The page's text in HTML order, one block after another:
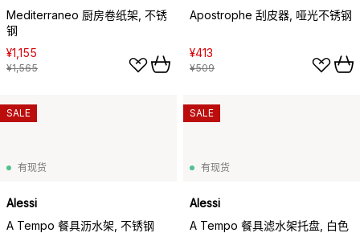
Mediterraneo 厨房卷纸架, 不锈
钢
¥1,155
¥1,565
Apostrophe 刮皮器, 哑光不锈钢
¥413
¥509
有现货
Alessi
A Tempo 餐具沥水架, 不锈钢
SALE
有现货
Alessi
A Tempo 餐具滤水架托盘, 白色
SALE